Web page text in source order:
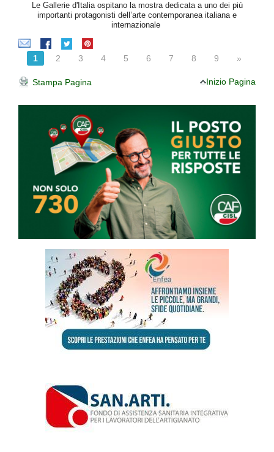
Le Gallerie d'Italia ospitano la mostra dedicata a uno dei più
importanti protagonisti dell’arte contemporanea italiana e
internazionale
1 2 3 4 5 6 7 8 9 »
Stampa Pagina Inizio Pagina